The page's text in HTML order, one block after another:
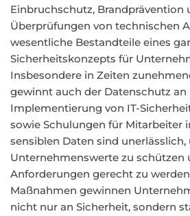
Einbruchschutz, Brandprävention
Überprüfungen von technischen
wesentliche Bestandteile eines
Sicherheitskonzepts für
Insbesondere in Zeiten
gewinnt auch der Datenschutz an
Implementierung von IT-
sowie Schulungen für Mitarbeiter
sensiblen Daten sind unerlässlich,
Unternehmenswerte zu schützen
Anforderungen gerecht zu
Maßnahmen gewinnen
nicht nur an Sicherheit, sondern